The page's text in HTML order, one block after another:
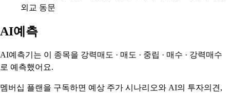
외교 동문
AI예측
AI예측기는 이 종목을 강력매도 · 매도 · 중립 · 매수 · 강력매수
로 예측했어요.
멤버십 플랜을 구독하면 예상 주가 시나리오와 AI의 투자의견,